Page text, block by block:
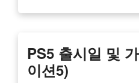
PS5 출시일 및
이션5)